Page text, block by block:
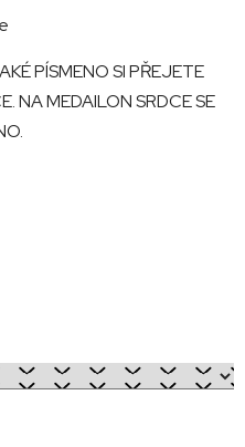
PÍSMENO SI PŘEJETE
NA MEDAILON SRDCE SE